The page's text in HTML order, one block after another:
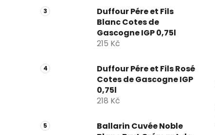
Duffour Pére et Fils
Blanc Cotes de
Gascogne IGP 0,75l
215 Kč
Duffour Pére et Fils Rosé
Cotes de Gascogne IGP
0,75l
218 Kč
Ballarin Cuvée Noble